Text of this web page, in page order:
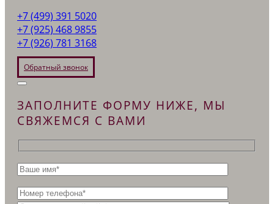
+7 (499) 391 5020
+7 (925) 468 9855
+7 (926) 781 3168
Обратный звонок
ЗАПОЛНИТЕ ФОРМУ НИЖЕ, МЫ
СВЯЖЕМСЯ С ВАМИ